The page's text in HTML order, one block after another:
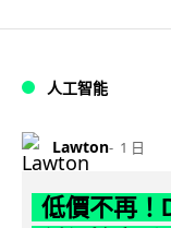
人工智能
Lawton 1 日
低價不再！